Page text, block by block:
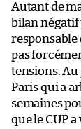
Autant de
bilan négatif
responsable
pas
tensions. Au
Paris qui a
semaines
que le CUP